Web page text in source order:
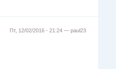
Пт, 12/02/2016 - 21:24 — paul23